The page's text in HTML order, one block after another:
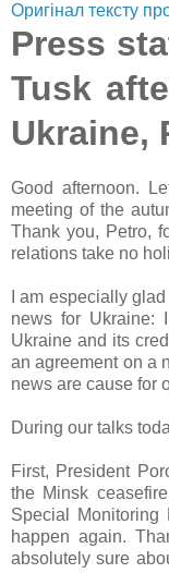
Оригінал тексту
Press
Tusk
Ukraine,
Good afternoon.
meeting of the
Thank you, Petro,
relations take no
I am especially
news for Ukraine:
Ukraine and its
an agreement on a
news are cause for
During our talks
First, President
the Minsk
Special
happen again.
absolutely sure